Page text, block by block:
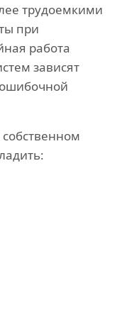
трудоемкими
при
работа
зависят